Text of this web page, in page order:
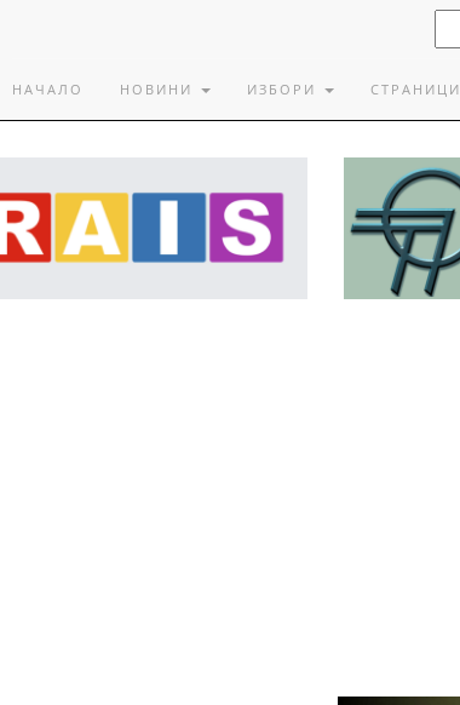
НАЧАЛО НОВИНИ ИЗБОРИ СТРАНИЦИ